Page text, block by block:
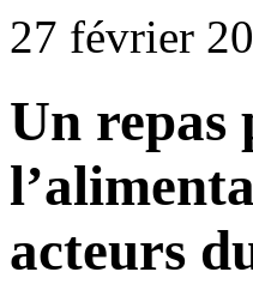
27 février
Un repas
acteurs